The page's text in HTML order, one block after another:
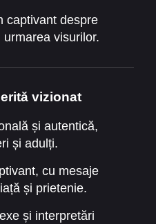
captivant despre
visurilor.
vizionat
și autentică,
și adulți.
cu mesaje
și prietenie.
și interpretări